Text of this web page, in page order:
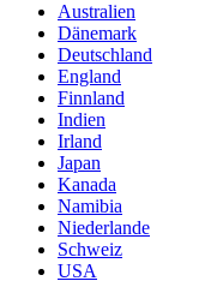
Australien
Dänemark
Deutschland
England
Finnland
Indien
Irland
Japan
Kanada
Namibia
Niederlande
Schweiz
USA